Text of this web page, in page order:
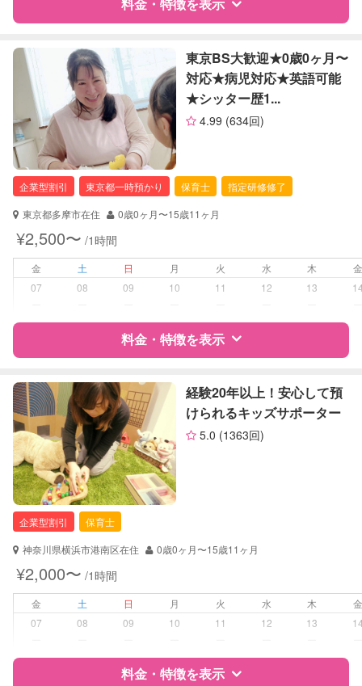
障がい児対応 対応可否は個別に相談
レッスン なし
定期予約 可能
お子様の撮影
（定期特典）
対応可能
料金・特徴を表示
特徴 料金 レビュー
サポートの特徴
資格
企業型割引対象(旧内閣府補助対象)
自治体届出済ベビーシッター
保育士
幼稚園教諭
夜間対応
お泊まり保育
病児、病後児、ともに不可
レッスン
英語レッスン
音楽レッスン
スポーツレッスン
絵・工作レッスン
定期予約 可能
お子様の撮影
対応可能
東京BS大歓迎★0歳0ヶ月〜
対応★病児対応★英語可能
★シッター歴1...
4.99 (634回)
企業型割引 東京都一時預かり 保育士
指定研修修了
東京都多摩市在住
0歳0ヶ月〜15歳11ヶ月
¥2,500〜 /1時間
金 土 日 月 火 水 木
07
08 09 10 11 12 13
料金・特徴を表示
特徴 料金 レビュー
サポートの特徴
資格
企業型割引対象(旧内閣府補助対象)
自治体届出済ベビーシッター
保育士
ビーシッター
対応可能/特徴
早朝対応
夜間対応
子育て経験
経験20年以上！安心して預
けられるキッズサポーター
5.0 (1363回)
企業型割引
保育士
神奈川県横浜市港南区在住
0歳0ヶ月〜15歳11ヶ月
¥2,000〜 /1時間
金 土 日 月 火 水 木
07
08 09 10 11 12 13
料金・特徴を表示